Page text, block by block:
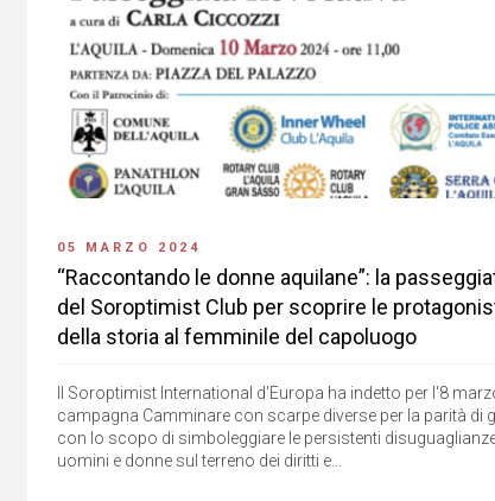
05 MARZO 2024
“Raccontando le donne aquilane”: la
del Soroptimist Club per scoprire le
della storia al femminile del capoluogo
Il Soroptimist International d'Europa ha indetto per l'8
campagna Camminare con scarpe diverse per la parità di
con lo scopo di simboleggiare le persistenti
uomini e donne sul terreno dei diritti e...